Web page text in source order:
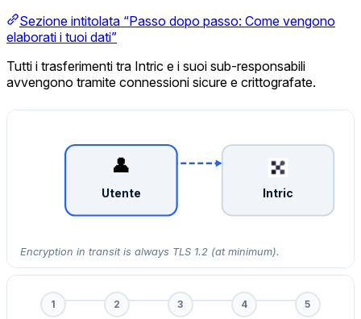
Sezione intitolata “Passo dopo passo: Come vengono
elaborati i tuoi dati”
Tutti i trasferimenti tra Intric e i suoi sub-responsabili
avvengono tramite connessioni sicure e crittografate.
👤
Utente Intric
Encryption in transit is always TLS 1.2 (at minimum).
1 2 3 4 5